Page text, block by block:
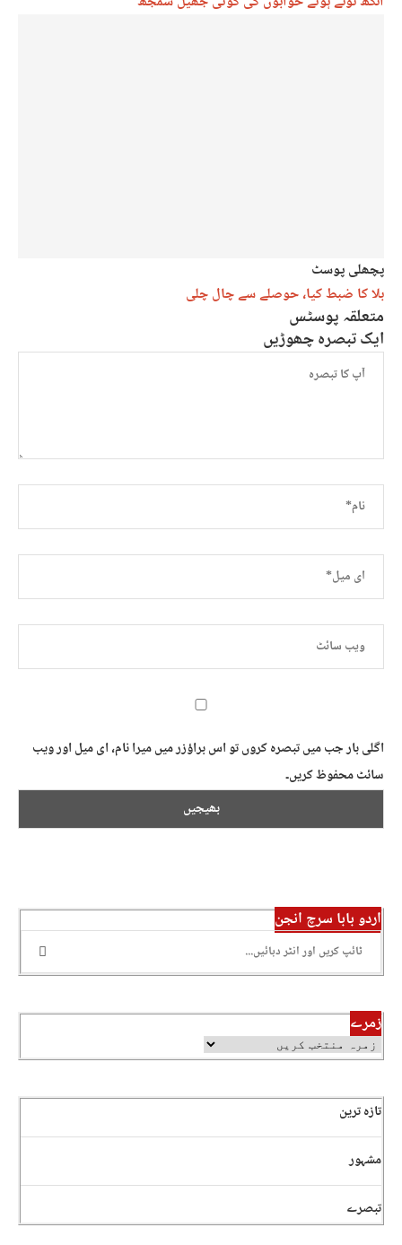
پچھلی پوسٹ
بلا کا ضبط کیا، حوصلے سے چال چلی
متعلقہ پوسٹس
ایک تبصرہ چھوڑیں
اگلی بار جب میں تبصرہ کروں تو اس براؤزر میں میرا نام، ای میل اور ویب
سائٹ محفوظ کریں۔
اردو بابا سرچ انجن
زمرے
تازہ ترین
مشہور
تبصرے